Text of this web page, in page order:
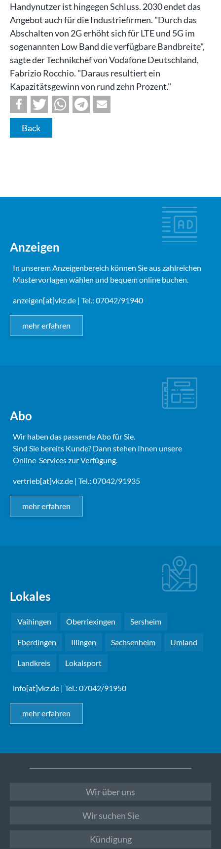
Handynutzer ist hingegen Schluss. 2030 endet das
Angebot auch für die Industriefirmen. "Durch das
Abschalten von 2G erhöht sich für LTE und 5G im
sogenannten Low Band die verfügbare Bandbreite",
sagte der Technikchef von Vodafone Deutschland,
Fabrizio Rocchio. "Daraus resultiert ein
Kapazitätsgewinn von rund zehn Prozent."
Back
Anzeigen
In unserem Anzeigenbereich können Sie aus zahlreichen
Mustervorlagen wählen und bequem online buchen.
anzeigen[at]vkz.de | Tel.: 07042/91940
mehr erfahren
Abo
Wir haben das passende Abo für Sie.
Sind Sie bereits Kunde? Dann stehen Ihnen unsere
Online-Services zur Verfügung.
vertrieb[at]vkz.de | Tel.: 07042/91935
mehr erfahren
Lokales
Vaihingen Oberriexingen Sersheim
Eberdingen Illingen Sachsenheim Umland
Landkreis Lokalsport
info[at]vkz.de | Tel.: 07042/91950
mehr erfahren
Wir über uns
Wir suchen Sie
Kündigung